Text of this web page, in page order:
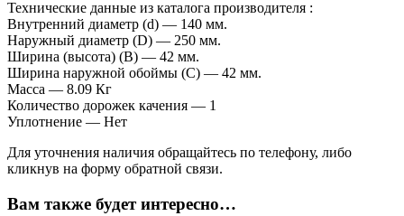
Технические данные из каталога производителя :
Внутренний диаметр (d) — 140 мм.
Наружный диаметр (D) — 250 мм.
Ширина (высота) (B) — 42 мм.
Ширина наружной обоймы (C) — 42 мм.
Масса — 8.09 Кг
Количество дорожек качения — 1
Уплотнение — Нет
Для уточнения наличия обращайтесь по телефону, либо
кликнув на форму обратной связи.
Вам также будет интересно…